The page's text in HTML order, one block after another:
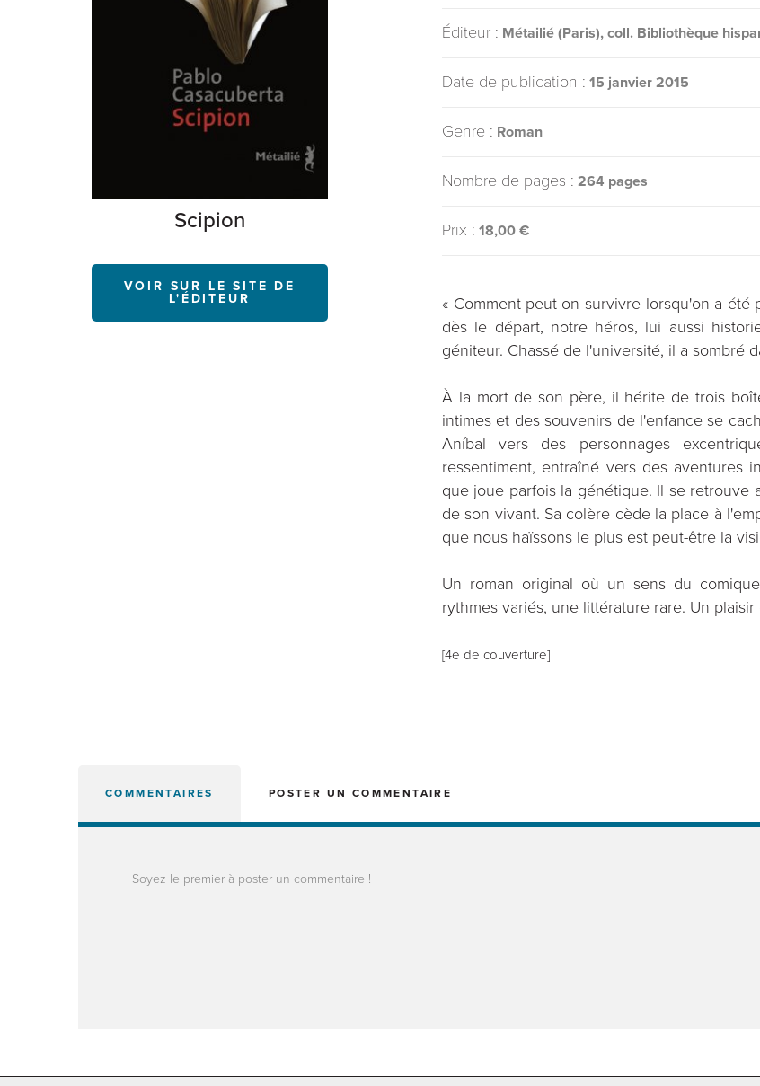
Scipion
VOIR SUR LE SITE DE
L'ÉDITEUR
Éditeur : Métailié (Paris), coll. Bibliothèque
Date de publication : 15 janvier 2015
Genre : Roman
Nombre de pages : 264 pages
Prix : 18,00 €
« Comment peut-on survivre lorsqu'on a
dès le départ, notre héros, lui aussi
géniteur. Chassé de l'université, il a sombré
À la mort de son père, il hérite de trois
intimes et des souvenirs de l'enfance se
Aníbal vers des personnages
ressentiment, entraîné vers des aventures
que joue parfois la génétique. Il se retrouve
de son vivant. Sa colère cède la place à
que nous haïssons le plus est peut-être la
Un roman original où un sens du
rythmes variés, une littérature rare. Un
[4e de couverture]
COMMENTAIRES POSTER UN COMMENTAIRE
Soyez le premier à poster un commentaire !